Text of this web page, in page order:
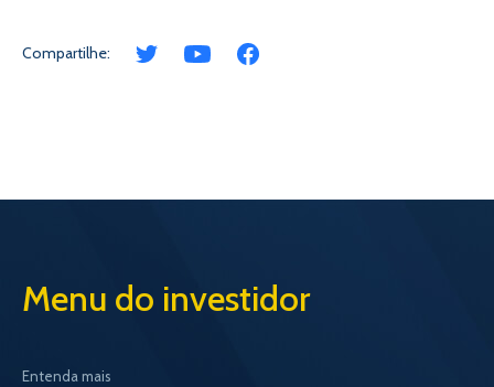
Compartilhe:
Menu do investidor
Entenda mais